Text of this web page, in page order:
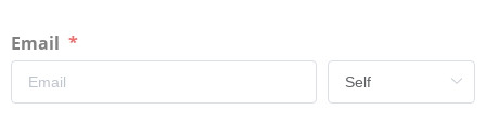
Email